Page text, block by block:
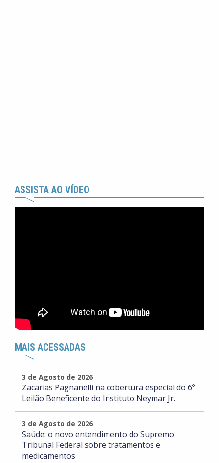
ASSISTA AO VÍDEO
MAIS ACESSADAS
3 de Agosto de 2026
Zacarias Pagnanelli na cobertura especial do 6º
Leilão Beneficente do Instituto Neymar Jr.
3 de Agosto de 2026
Saúde: o novo entendimento do Supremo
Tribunal Federal sobre tratamentos e
medicamentos